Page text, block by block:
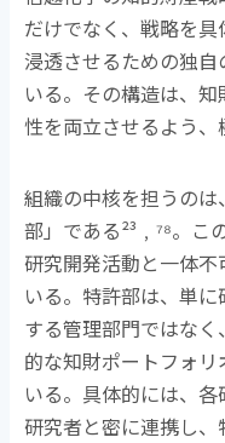
だけでなく、戦略を
浸透させるための独
いる。その構造は、
性を両立させるよう、
組織の中核を担うの
部」である²³ ﹐⁷⁸。こ
研究開発活動と一体
いる。特許部は、単
する管理部門ではな
的な知財ポートフォ
いる。具体的には、
研究者と密に連携し